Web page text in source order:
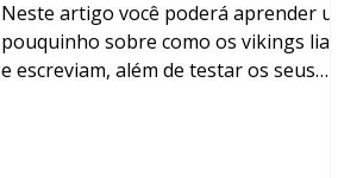
Neste artigo você poderá aprender um
pouquinho sobre como os vikings liam
e escreviam, além de testar os seus